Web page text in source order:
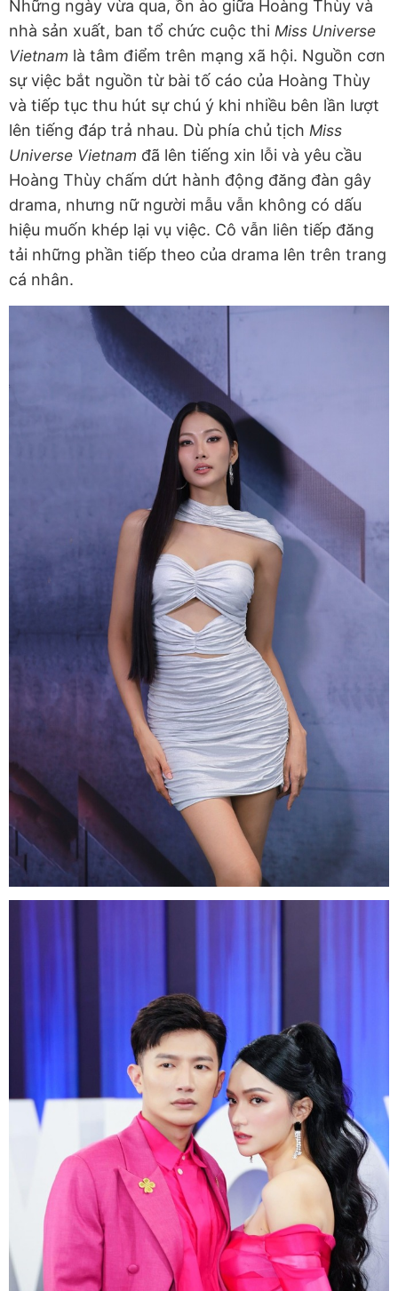
Những ngày vừa qua, ồn ào giữa Hoàng Thùy và
nhà sản xuất, ban tổ chức cuộc thi Miss Universe
Vietnam là tâm điểm trên mạng xã hội. Nguồn cơn
sự việc bắt nguồn từ bài tố cáo của Hoàng Thùy
và tiếp tục thu hút sự chú ý khi nhiều bên lần lượt
lên tiếng đáp trả nhau. Dù phía chủ tịch Miss
Universe Vietnam đã lên tiếng xin lỗi và yêu cầu
Hoàng Thùy chấm dứt hành động đăng đàn gây
drama, nhưng nữ người mẫu vẫn không có dấu
hiệu muốn khép lại vụ việc. Cô vẫn liên tiếp đăng
tải những phần tiếp theo của drama lên trên trang
cá nhân.